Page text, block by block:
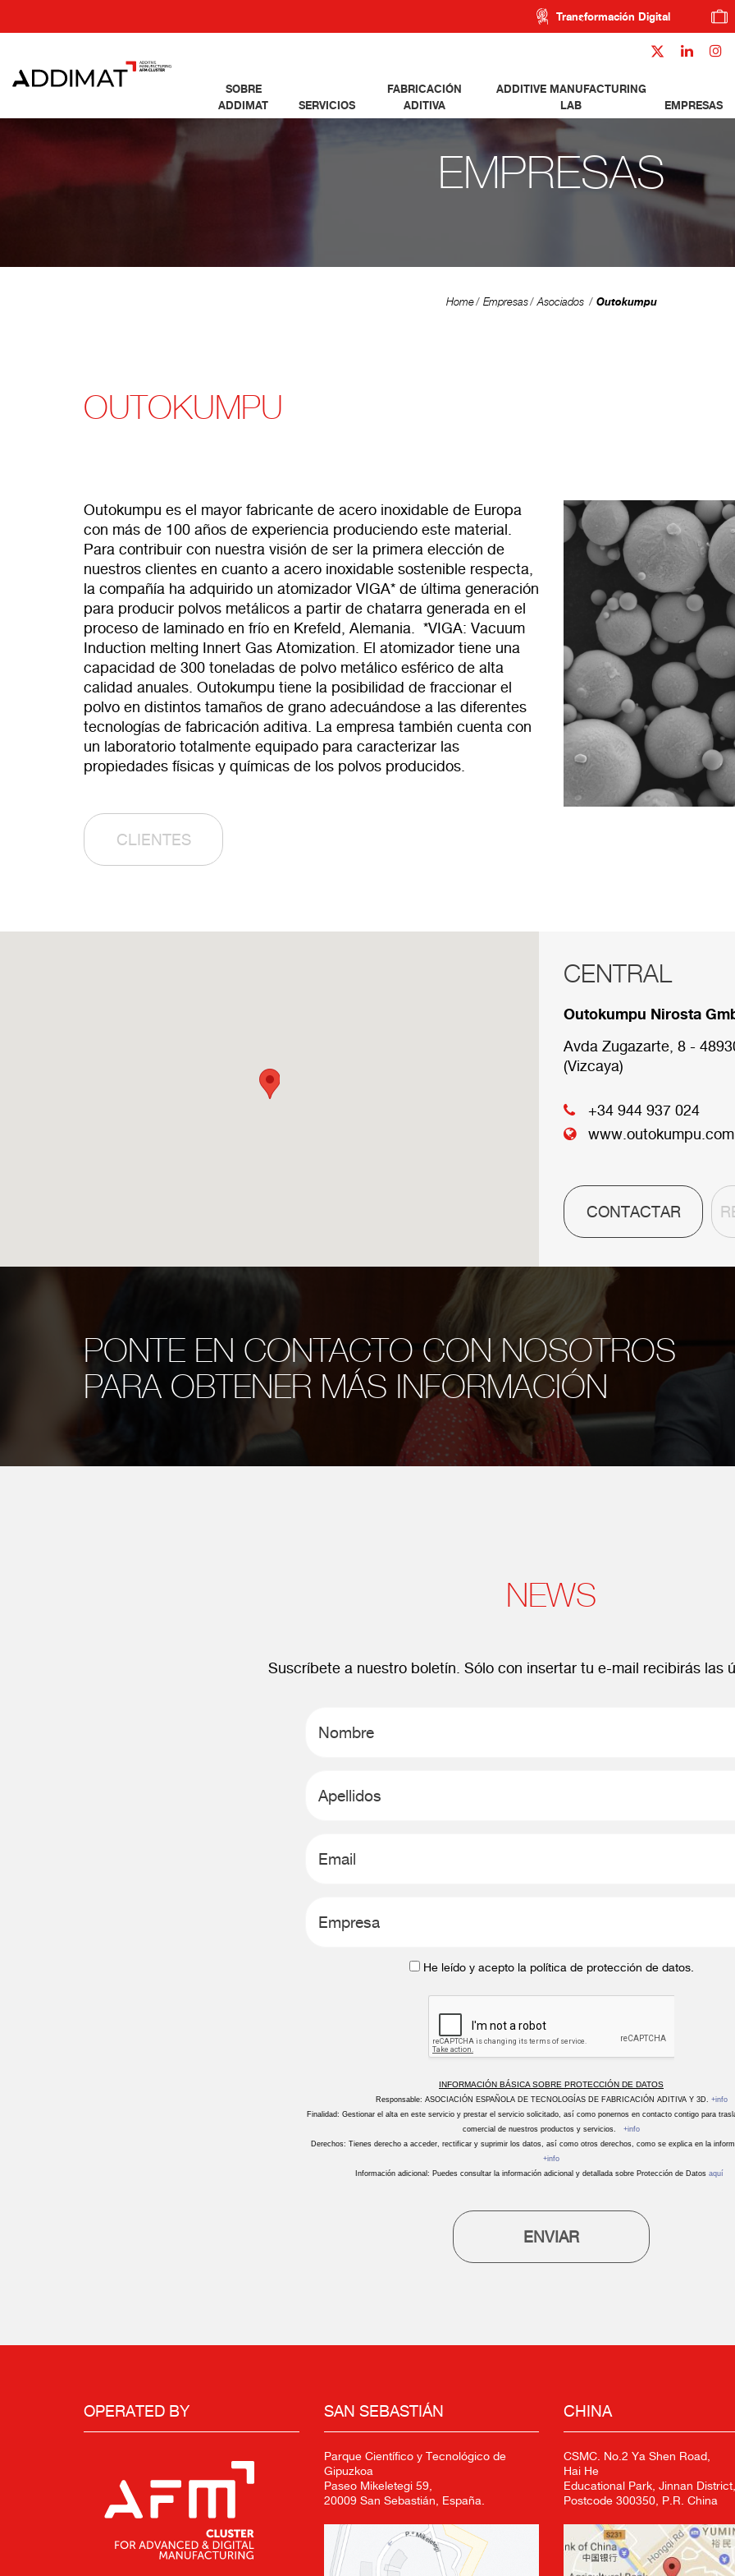
Transformación Digital
SOBRE
ADDIMAT
SERVICIOS
FABRICACIÓN
ADITIVA
ADDITIVE MANUFACTURING
LAB
EMPRESAS
EMPRESAS
Home Empresas Asociados Outokumpu
OUTOKUMPU
Outokumpu es el mayor fabricante de acero inoxidable de Europa
con más de 100 años de experiencia produciendo este material.
Para contribuir con nuestra visión de ser la primera elección de
nuestros clientes en cuanto a acero inoxidable sostenible respecta,
la compañía ha adquirido un atomizador VIGA* de última generación
para producir polvos metálicos a partir de chatarra generada en el
proceso de laminado en frío en Krefeld, Alemania. *VIGA: Vacuum
Induction melting Innert Gas Atomization. El atomizador tiene una
capacidad de 300 toneladas de polvo metálico esférico de alta
calidad anuales. Outokumpu tiene la posibilidad de fraccionar el
polvo en distintos tamaños de grano adecuándose a las diferentes
tecnologías de fabricación aditiva. La empresa también cuenta con
un laboratorio totalmente equipado para caracterizar las
propiedades físicas y químicas de los polvos producidos.
CLIENTES
CENTRAL
Outokumpu Nirosta
Avda Zugazarte, 8 -
(Vizcaya)
+34 944 937 024
www.outokumpu.com
CONTACTAR
RED
A continuación se
PONTE EN CONTACTO CON NOSOTROS
PARA OBTENER MÁS INFORMACIÓN
NEWS
Suscríbete a nuestro boletín. Sólo con insertar tu e-mail recibirás las
He leído y acepto la política de protección de datos.
INFORMACIÓN BÁSICA SOBRE PROTECCIÓN DE DATOS
Responsable: ASOCIACIÓN ESPAÑOLA DE TECNOLOGÍAS DE FABRICACIÓN ADITIVA Y 3D. +info
Finalidad: Gestionar el alta en este servicio y prestar el servicio solicitado, así como ponernos en contacto contigo para
comercial de nuestros productos y servicios. +info
Derechos: Tienes derecho a acceder, rectificar y suprimir los datos, así como otros derechos, como se explica en la
+info
Información adicional: Puedes consultar la información adicional y detallada sobre Protección de Datos aquí
ENVIAR
OPERATED BY SAN SEBASTIÁN
Parque Científico y Tecnológico de
Gipuzkoa
Paseo Mikeletegi 59,
20009 San Sebastián, España.
CHINA
CSMC. No.2 Ya Shen Road,
Hai He
Educational Park, Jinnan
Postcode 300350, P.R. China